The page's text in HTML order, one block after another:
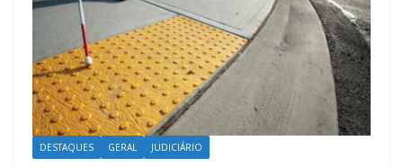
DESTAQUES GERAL JUDICIÁRIO